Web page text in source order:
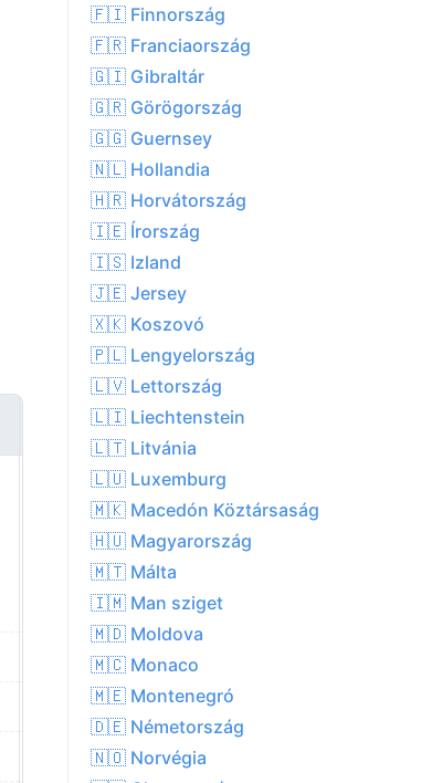
Cs 13. aug.
34.6°C
26.5°C
19.4°C
🇫🇮 Finnország
🇫🇷 Franciaország
🇬🇮 Gibraltár
🇬🇷 Görögország
🇬🇬 Guernsey
🇳🇱 Hollandia
🇭🇷 Horvátország
🇮🇪 Írország
🇮🇸 Izland
🇯🇪 Jersey
🇽🇰 Koszovó
🇵🇱 Lengyelország
🇱🇻 Lettország
🇱🇮 Liechtenstein
🇱🇹 Litvánia
🇱🇺 Luxemburg
🇲🇰 Macedón Köztársaság
🇭🇺 Magyarország
🇲🇹 Málta
🇮🇲 Man sziget
🇲🇩 Moldova
🇲🇨 Monaco
🇲🇪 Montenegró
🇩🇪 Németország
🇳🇴 Norvégia